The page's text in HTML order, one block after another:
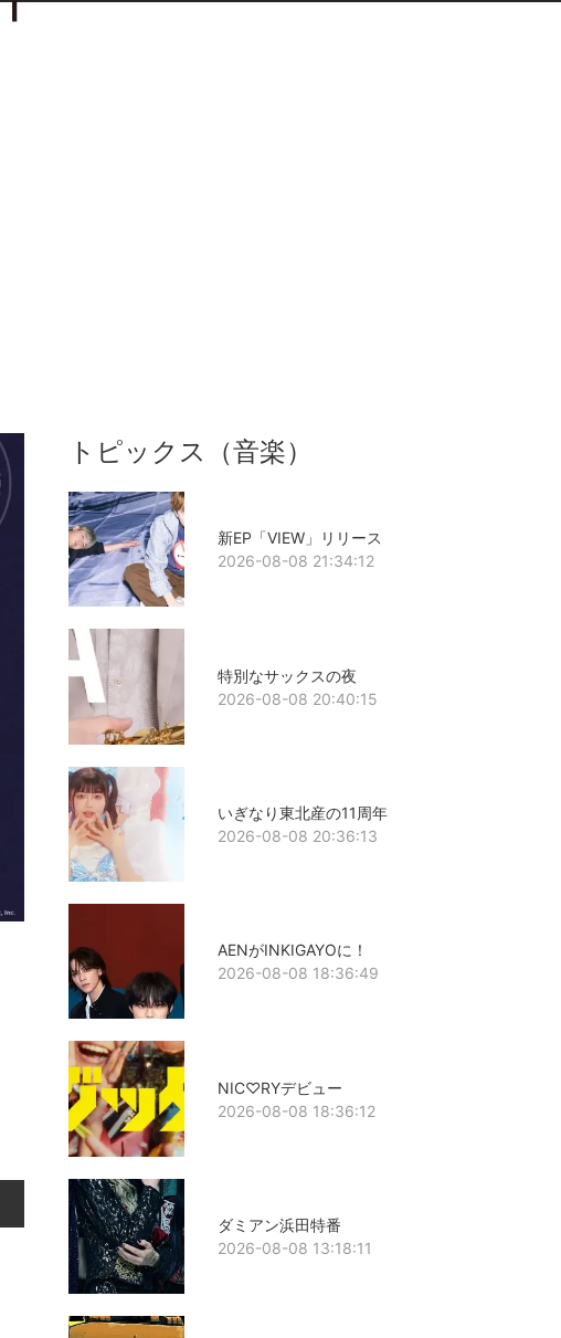
トピックス（音楽）
新EP「VIEW」リリース
2026-08-08 21:34:12
特別なサックスの夜
2026-08-08 20:40:15
いぎなり東北産の11周年
2026-08-08 20:36:13
AENがINKIGAYOに！
2026-08-08 18:36:49
NIC♡RYデビュー
2026-08-08 18:36:12
ダミアン浜田特番
2026-08-08 13:18:11